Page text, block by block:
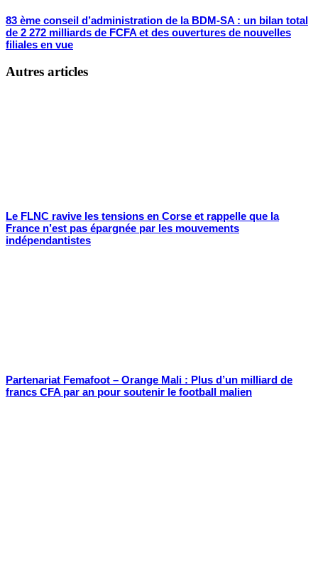
83 ème conseil d’administration de la BDM-SA : un bilan total
de 2 272 milliards de FCFA et des ouvertures de nouvelles
filiales en vue
Autres articles
Le FLNC ravive les tensions en Corse et rappelle que la
France n’est pas épargnée par les mouvements
indépendantistes
Partenariat Femafoot – Orange Mali : Plus d’un milliard de
francs CFA par an pour soutenir le football malien